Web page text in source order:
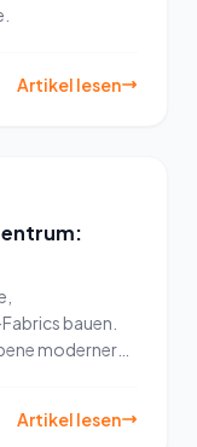
Artikel lesen
bauen.
moderner
Artikel lesen